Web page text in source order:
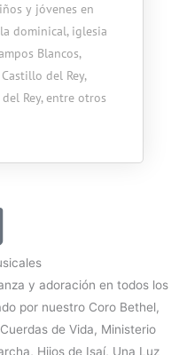
y jóvenes en
dominical, iglesia
Blancos,
del Rey,
Rey, entre otros
y adoración en todos los
por nuestro Coro Bethel,
de Vida, Ministerio
Hijos de Isaí, Una Luz